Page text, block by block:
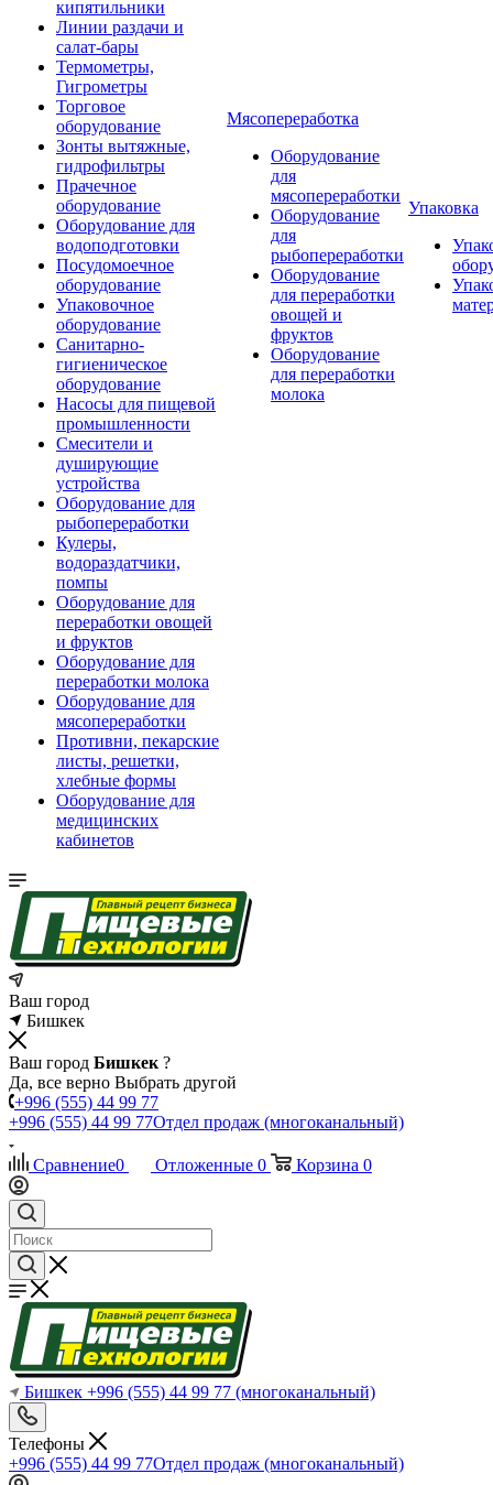
кипятильники
Линии раздачи и
салат-бары
Термометры,
Гигрометры
Торговое
оборудование
Зонты вытяжные,
гидрофильтры
Прачечное
оборудование
Оборудование для
водоподготовки
Посудомоечное
оборудование
Упаковочное
оборудование
Санитарно-
гигиеническое
оборудование
Насосы для пищевой
промышленности
Смесители и
душирующие
устройства
Оборудование для
рыбопереработки
Кулеры,
водораздатчики,
помпы
Оборудование для
переработки овощей
и фруктов
Оборудование для
переработки молока
Оборудование для
мясопереработки
Противни, пекарские
листы, решетки,
хлебные формы
Оборудование для
медицинских
кабинетов
Мясопереработка
Оборудование
для
мясопереработки
Оборудование
для
рыбопереработки
Оборудование
для переработки
овощей и
фруктов
Оборудование
для переработки
молока
Упаковка
Ваш город
Бишкек
Ваш город Бишкек ?
Да, все верно Выбрать другой
+996 (555) 44 99 77
+996 (555) 44 99 77Отдел продаж (многоканальный)
Сравнение0 Отложенные 0 Корзина 0
Бишкек +996 (555) 44 99 77 (многоканальный)
Телефоны
+996 (555) 44 99 77Отдел продаж (многоканальный)